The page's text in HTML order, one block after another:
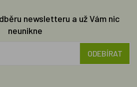
newsletteru a už Vám nic
neunikne
ODEBÍRAT